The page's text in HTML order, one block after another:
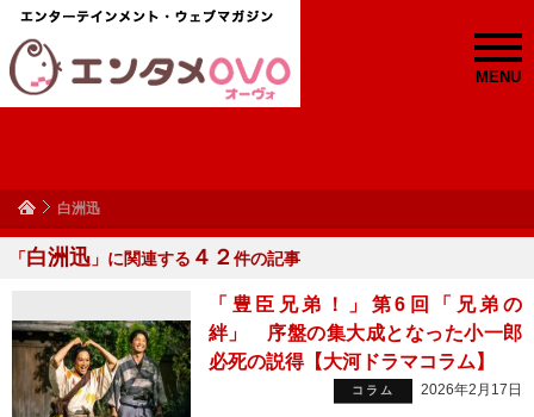
MENU
白洲迅
「白洲迅 」に関連する ４２件の記事
「豊臣兄弟！」第6回「兄弟の
絆」 序盤の集大成となった小一郎
必死の説得【大河ドラマコラム】
コラム 2026年2月17日